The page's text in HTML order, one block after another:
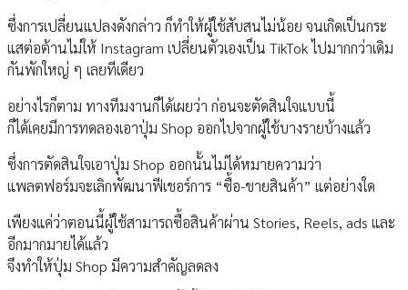
ซึ่งการเปลี่ยนแปลงดังกล่าว ก็ทำให้ผู้ใช้สับสนไม่น้อย จนเกิดเป็นกระ
แสต่อต้านไม่ให้ Instagram เปลี่ยนตัวเองเป็น TikTok ไปมากกว่าเดิม
กันพักใหญ่ ๆ เลยทีเดียว
อย่างไรก็ตาม ทางทีมงานก็ได้เผยว่า ก่อนจะตัดสินใจแบบนี้
ก็ได้เคยมีการทดลองเอาปุ่ม Shop ออกไปจากผู้ใช้บางรายบ้างแล้ว
ซึ่งการตัดสินใจเอาปุ่ม Shop ออกนั้นไม่ได้หมายความว่า
แพลตฟอร์มจะเลิกพัฒนาฟีเชอร์การ “ซื้อ-ขายสินค้า” แต่อย่างใด
เพียงแค่ว่าตอนนี้ผู้ใช้สามารถซื้อสินค้าผ่าน Stories, Reels, ads และ
อีกมากมายได้แล้ว
จึงทำให้ปุ่ม Shop มีความสำคัญลดลง